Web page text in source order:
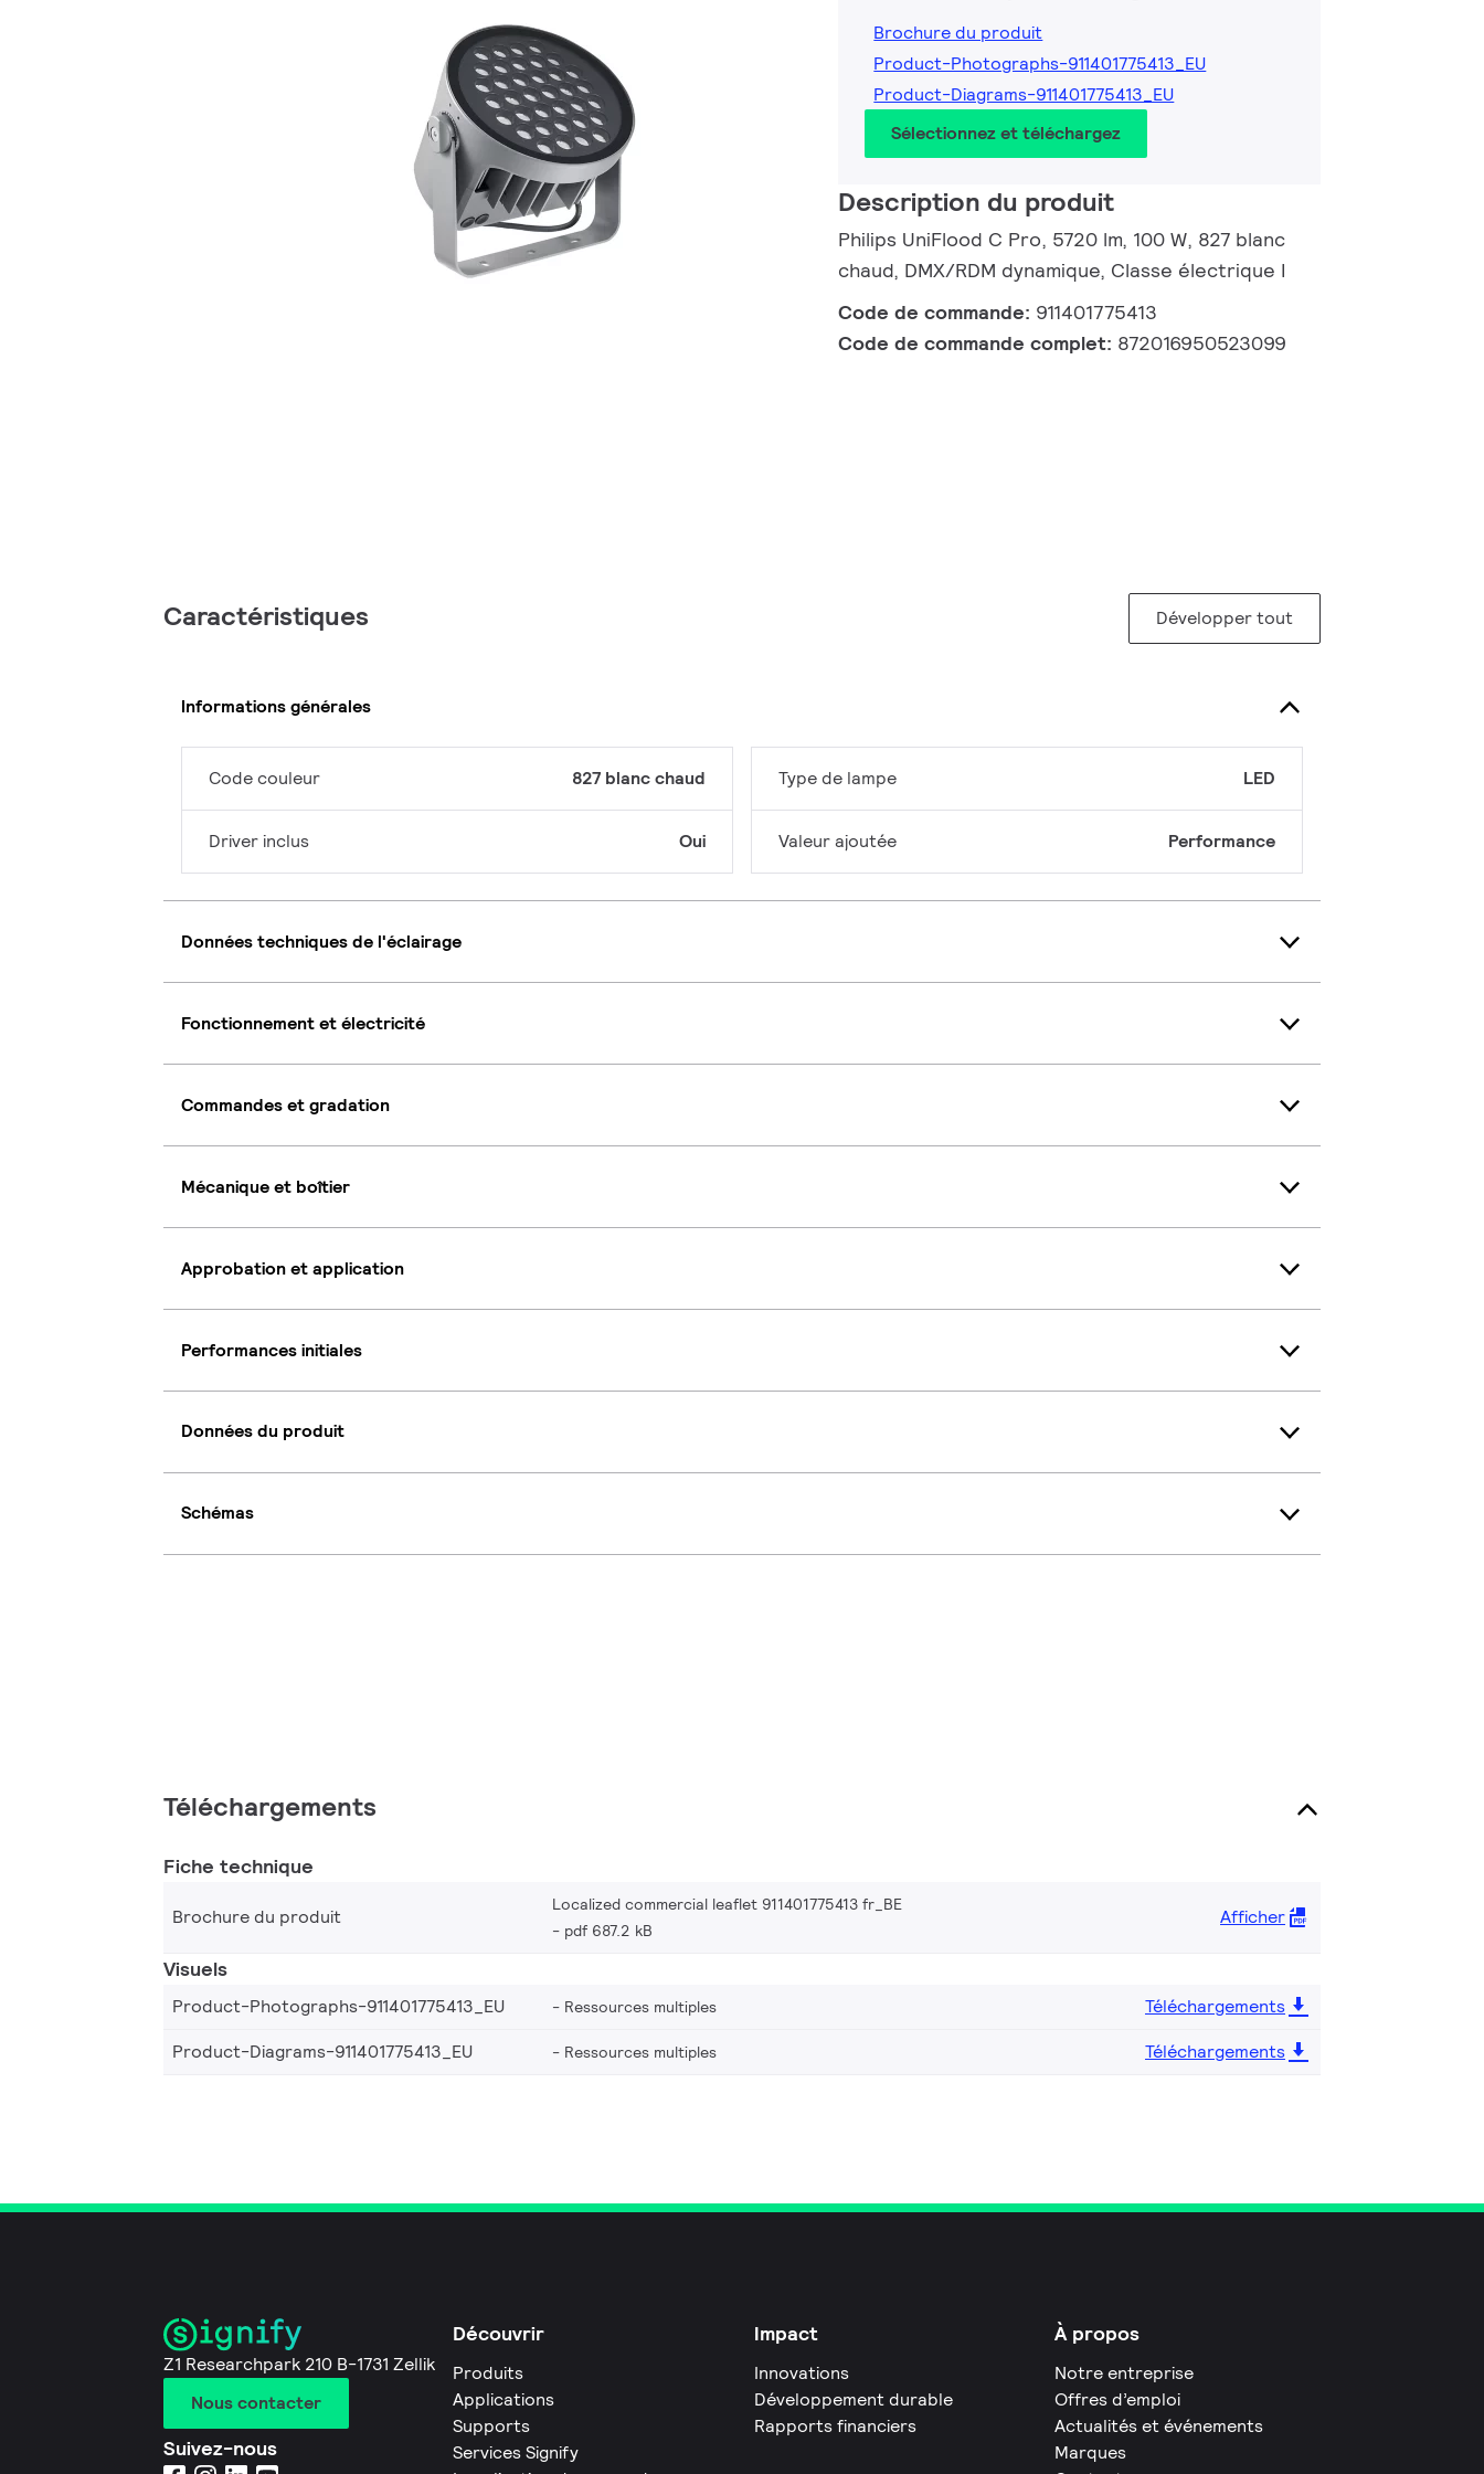
Brochure du produit
Product-Photographs-911401775413_EU
Product-Diagrams-911401775413_EU
Sélectionnez et téléchargez
Description du produit
Philips UniFlood C Pro, 5720 lm, 100 W, 827 blanc
chaud, DMX/RDM dynamique, Classe électrique I
Code de commande: 911401775413
Code de commande complet: 872016950523099
Caractéristiques Développer tout
Informations générales
Code couleur 827 blanc chaud
Driver inclus Oui
Type de lampe LED
Valeur ajoutée Performance
Données techniques de l'éclairage
Fonctionnement et électricité
Commandes et gradation
Mécanique et boîtier
Approbation et application
Performances initiales
Données du produit
Schémas
Téléchargements
Fiche technique
Brochure du produit
Localized commercial leaflet 911401775413 fr_BE
pdf 687.2 kB
Afficher
Visuels
Product-Photographs-911401775413_EU Ressources multiples
Téléchargements
Product-Diagrams-911401775413_EU
Ressources multiples Téléchargements
Z1 Researchpark 210 B-1731 Zellik
Nous contacter
Suivez-nous
Découvrir
Produits
Applications
Supports
Services Signify
Impact
Innovations
Développement durable
Rapports financiers
À propos
Notre entreprise
Offres d’emploi
Actualités et événements
Marques